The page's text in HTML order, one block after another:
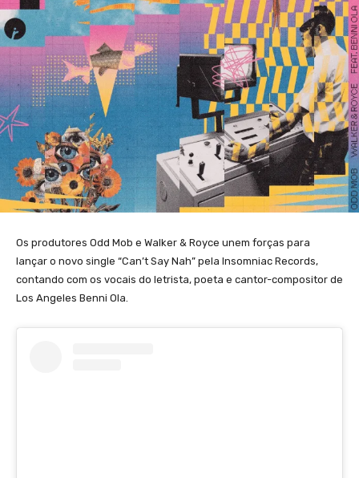
Os produtores Odd Mob e Walker & Royce unem forças para
lançar o novo single “Can’t Say Nah” pela Insomniac Records,
contando com os vocais do letrista, poeta e cantor-compositor de
Los Angeles Benni Ola.